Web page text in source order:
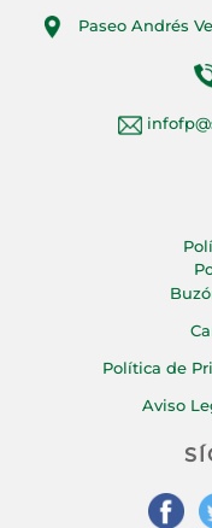
Paseo Andrés
Política de
Aviso